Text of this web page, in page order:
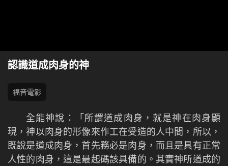
認識道成肉身的神
福音電影
全能神說：「所謂道成肉身，就是神在肉身顯
現，神以肉身的形像來作工在受造的人中間，所以，
既說是道成肉身，首先務必是肉身，而且是具有正常
人性的肉身，這是最起碼該具備的。其實神所道成的